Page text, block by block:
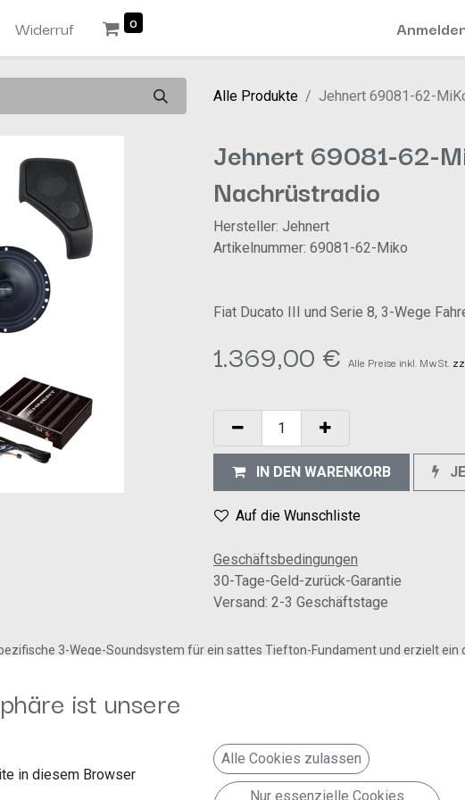
Widerruf 0
Alle Produkte Jehnert 69081-62-
Jehnert 69081-62-
Nachrüstradio
Hersteller: Jehnert
Artikelnummer: 69081-62-Miko
Fiat Ducato III und Serie 8, 3-Wege
1.369,00 € Alle Preise inkl. MwSt.
IN DEN WARENKORB
Auf die Wunschliste
Geschäftsbedingungen
30-Tage-Geld-zurück-Garantie
Versand: 2-3 Geschäftstage
3-Wege-Soundsystem für ein sattes Tiefton-Fundament und erzielt ein
III (Typ 250) (
Art.-Nr. 65510)
ist unsere
in diesem Browser
Alle Cookies zulassen
Nur essenzielle Cookies